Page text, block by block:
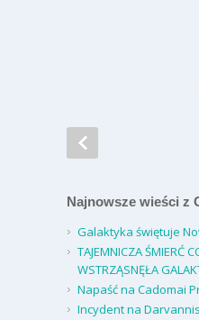
Najnowsze wieści z
Galaktyka świętuje
TAJEMNICZA ŚMIERĆ
WSTRZĄSNĘŁA
Napaść na Cadomai
Incydent na